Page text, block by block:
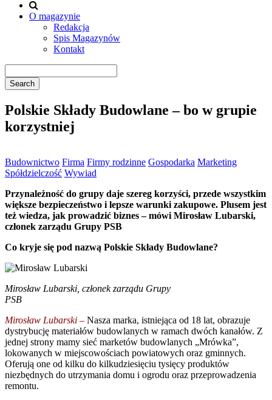
O magazynie
Redakcja
Spis Magazynów
Kontakt
Polskie Składy Budowlane – bo w grupie
korzystniej
Budownictwo Firma Firmy rodzinne Gospodarka Marketing
Spółdzielczość Wywiad
Przynależność do grupy daje szereg korzyści, przede wszystkim
większe bezpieczeństwo i lepsze warunki zakupowe. Plusem jest
też wiedza, jak prowadzić biznes – mówi Mirosław Lubarski,
członek zarządu Grupy PSB
Co kryje się pod nazwą Polskie Składy Budowlane?
Mirosław Lubarski, członek zarządu Grupy
PSB
Mirosław Lubarski – Nasza marka, istniejąca od 18 lat, obrazuje
dystrybucję materiałów budowlanych w ramach dwóch kanałów. Z
jednej strony mamy sieć marketów budowlanych „Mrówka”,
lokowanych w miejscowościach powiatowych oraz gminnych.
Oferują one od kilku do kilkudziesięciu tysięcy produktów
niezbędnych do utrzymania domu i ogrodu oraz przeprowadzenia
remontu.